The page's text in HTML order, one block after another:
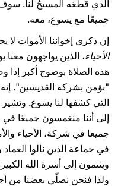
الذي قطعَه المسيحُ لنا.
جميعًا مع يسوع، معه.
إن ذكرى إخواننا الأموات
الأحياء، الذين يواجهون
هذه الصلاة بوضوح أكبر إذا
"نؤمن بشركة القديسين".
التي كشفها لنا يسوع.
إلى أننا منغمسون جميعًا في
جميعا في شركة، الأحياء
في جماعة الذين نالوا
وينتمون إلى أسرة الله
ولذا فنحن نصلّي بعضنا من